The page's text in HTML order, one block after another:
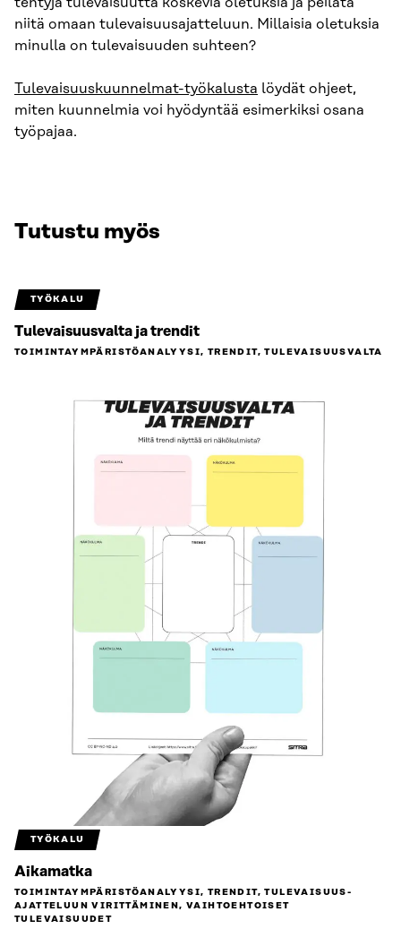
niitä omaan tulevaisuusajatteluun. Millaisia oletuksia
minulla on tulevaisuuden suhteen?
Tulevaisuuskuunnelmat-työkalusta löydät ohjeet,
miten kuunnelmia voi hyödyntää esimerkiksi osana
työpajaa.
Tutustu myös
TYÖKALU
Tulevaisuusvalta ja trendit
TOIMINTAYMPÄRISTÖ­ANALYYSI, TRENDIT, TULEVAISUUSVALTA
TYÖKALU
Aikamatka
TOIMINTAYMPÄRISTÖ­ANALYYSI, TRENDIT, TULEVAISUUS­
AJATTELUUN VIRITTÄMINEN, VAIHTOEHTOISET
TULEVAISUUDET